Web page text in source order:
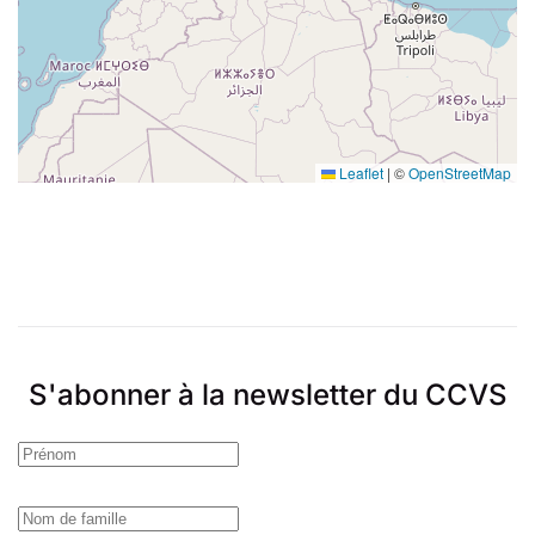
Leaflet | ©OpenStreetMap
S'abonner à la newsletter du CCVS